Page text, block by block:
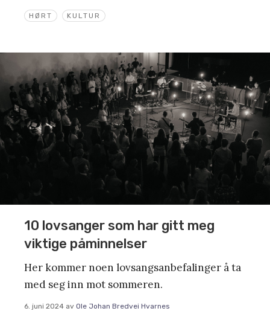
HØRT KULTUR
10 lovsanger som har gitt meg
viktige påminnelser
Her kommer noen lovsangsanbefalinger å ta
med seg inn mot sommeren.
6. juni 2024 av Ole Johan Bredvei Hvarnes